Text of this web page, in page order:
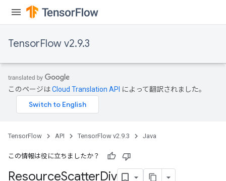
TensorFlow v2.9.3
このページはCloud Translation API によって翻訳されました。
TensorFlow API TensorFlow v2.9.3 Java
この情報は役に立ちましたか？
ResourceScatterDiv